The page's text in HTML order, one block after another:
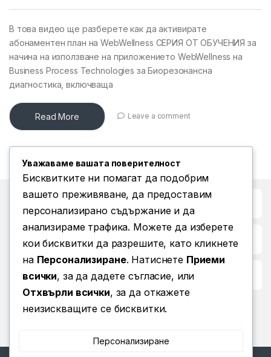
В това видео ще разберете как да активирате
абонаментен план на WebWellness СЕРИЯ ОТ ОБУЧЕНИЯ за
начина на използване на приложението WebWellness на
Business Process Technologies за Биорезонансна
диагностика, включваща
Read More Leave a comment
Бърз достъп до
Повече информация
Условия за ползване
Уважаваме вашата поверителност
Бисквитките ни помагат да подобрим
вашето преживяване, да предоставим
персонализирано съдържание и да
анализираме трафика. Можете да изберете
кои бисквитки да разрешите, като кликнете
на Персонализиране. Натиснете Приеми
всички, за да дадете съгласие, или
Отхвърли всички, за да откажете
неизискващите се бисквитки.
Персонализиране